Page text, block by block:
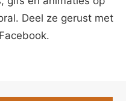
Deel ze gerust met